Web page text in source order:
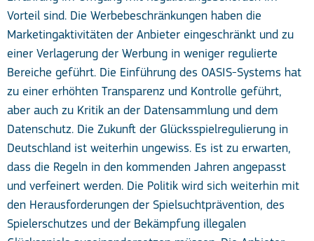
Vorteil sind. Die Werbebeschränkungen haben die
Marketingaktivitäten der Anbieter eingeschränkt und zu
einer Verlagerung der Werbung in weniger regulierte
Bereiche geführt. Die Einführung des OASIS-Systems hat
zu einer erhöhten Transparenz und Kontrolle geführt,
aber auch zu Kritik an der Datensammlung und dem
Datenschutz. Die Zukunft der Glücksspielregulierung in
Deutschland ist weiterhin ungewiss. Es ist zu erwarten,
dass die Regeln in den kommenden Jahren angepasst
und verfeinert werden. Die Politik wird sich weiterhin mit
den Herausforderungen der Spielsuchtprävention, des
Spielerschutzes und der Bekämpfung illegalen